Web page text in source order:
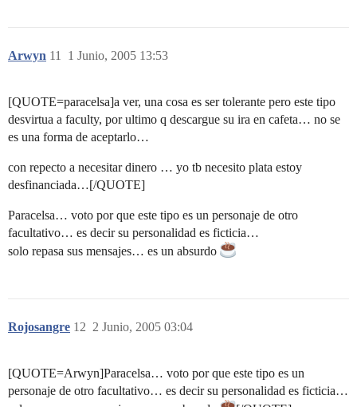
Arwyn 1 Junio, 2005 13:53
11
[QUOTE=paracelsa]a ver, una cosa es ser tolerante pero este tipo
desvirtua a faculty, por ultimo q descargue su ira en cafeta… no se
es una forma de aceptarlo…
con repecto a necesitar dinero … yo tb necesito plata estoy
desfinanciada…[/QUOTE]
Paracelsa… voto por que este tipo es un personaje de otro
facultativo… es decir su personalidad es ficticia…
solo repasa sus mensajes… es un absurdo
Rojosangre 2 Junio, 2005 03:04
12
[QUOTE=Arwyn]Paracelsa… voto por que este tipo es un
personaje de otro facultativo… es decir su personalidad es ficticia…